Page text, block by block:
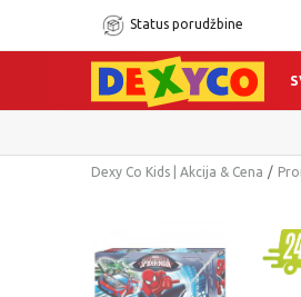
Status porudžbine
Dexy Co Kids | Akcija & Cena